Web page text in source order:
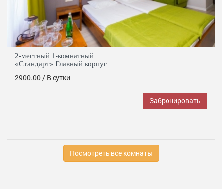
2-местный 1-комнатный
«Стандарт» Главный корпус
2900.00 / В сутки
Забронировать
Посмотреть все комнаты